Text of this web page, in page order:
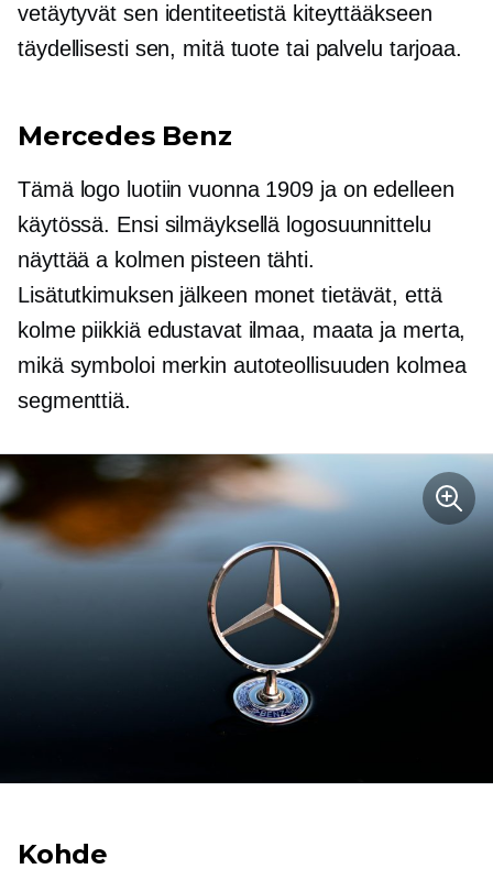
vetäytyvät sen identiteetistä kiteyttääkseen
täydellisesti sen, mitä tuote tai palvelu tarjoaa.
Mercedes Benz
Tämä logo luotiin vuonna 1909 ja on edelleen
käytössä. Ensi silmäyksellä logosuunnittelu
näyttää a kolmen pisteen tähti.
Lisätutkimuksen jälkeen monet tietävät, että
kolme piikkiä edustavat ilmaa, maata ja merta,
mikä symboloi merkin autoteollisuuden kolmea
segmenttiä.
Kohde